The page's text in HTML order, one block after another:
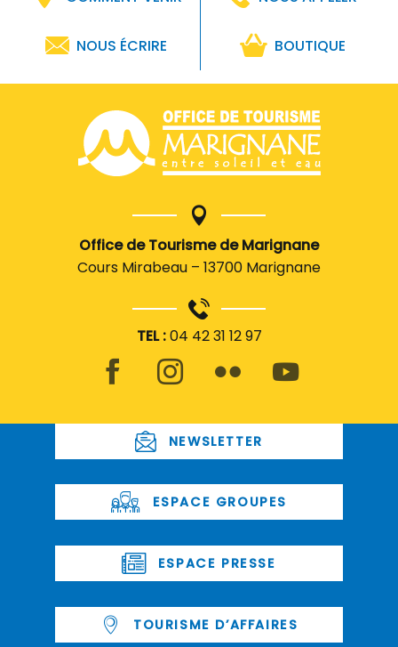
NOUS ÉCRIRE BOUTIQUE
Office de Tourisme de Marignane
Cours Mirabeau – 13700 Marignane
TEL :04 42 31 12 97
NEWSLETTER
ESPACE GROUPES
ESPACE PRESSE
TOURISME D’AFFAIRES